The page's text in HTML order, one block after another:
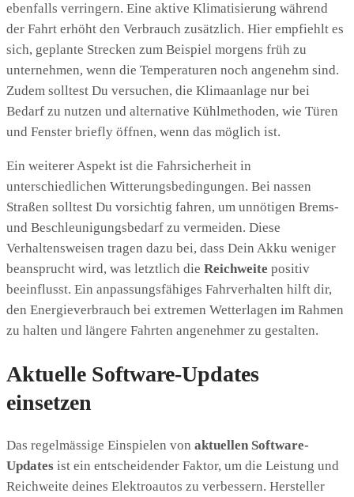
ebenfalls verringern. Eine aktive Klimatisierung während
der Fahrt erhöht den Verbrauch zusätzlich. Hier empfiehlt es
sich, geplante Strecken zum Beispiel morgens früh zu
unternehmen, wenn die Temperaturen noch angenehm sind.
Zudem solltest Du versuchen, die Klimaanlage nur bei
Bedarf zu nutzen und alternative Kühlmethoden, wie Türen
und Fenster briefly öffnen, wenn das möglich ist.
Ein weiterer Aspekt ist die Fahrsicherheit in
unterschiedlichen Witterungsbedingungen. Bei nassen
Straßen solltest Du vorsichtig fahren, um unnötigen Brems-
und Beschleunigungsbedarf zu vermeiden. Diese
Verhaltensweisen tragen dazu bei, dass Dein Akku weniger
beansprucht wird, was letztlich die Reichweite positiv
beeinflusst. Ein anpassungsfähiges Fahrverhalten hilft dir,
den Energieverbrauch bei extremen Wetterlagen im Rahmen
zu halten und längere Fahrten angenehmer zu gestalten.
Aktuelle Software-Updates
einsetzen
Das regelmässige Einspielen von aktuellen Software-
Updates ist ein entscheidender Faktor, um die Leistung und
Reichweite deines Elektroautos zu verbessern. Hersteller